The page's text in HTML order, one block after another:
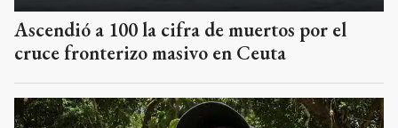
Ascendió a 100 la cifra de muertos por el
cruce fronterizo masivo en Ceuta